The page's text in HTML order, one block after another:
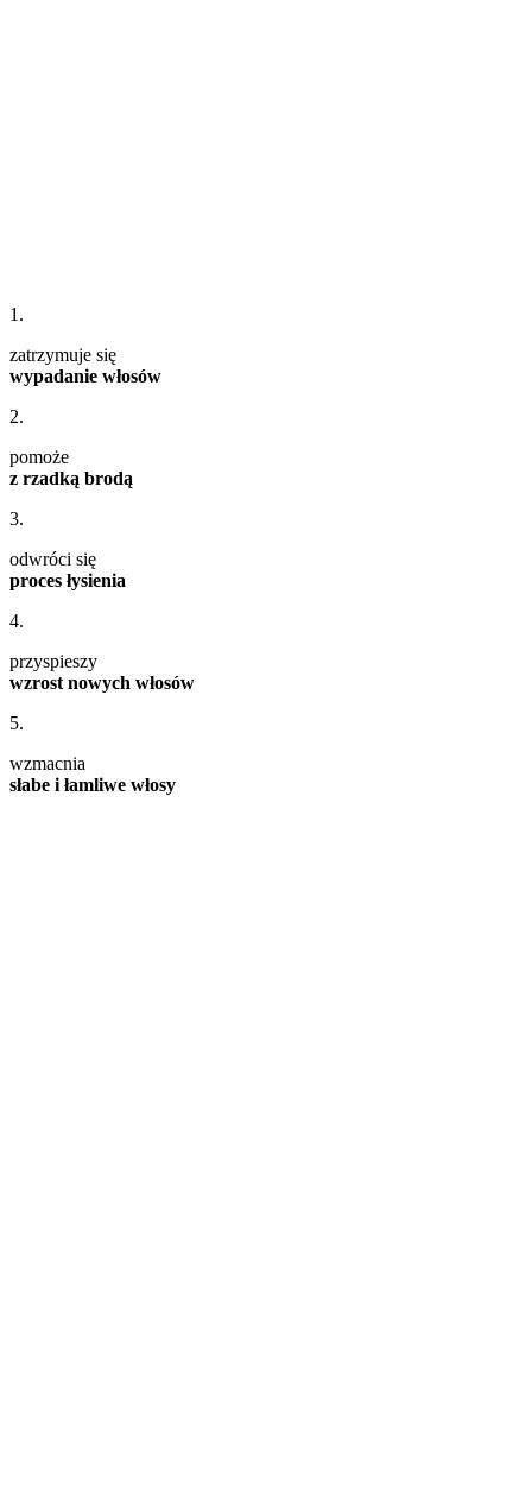
1.
zatrzymuje się
wypadanie włosów
2.
pomoże
z rzadką brodą
3.
odwróci się
proces łysienia
4.
przyspieszy
wzrost nowych włosów
5.
wzmacnia
słabe i łamliwe włosy